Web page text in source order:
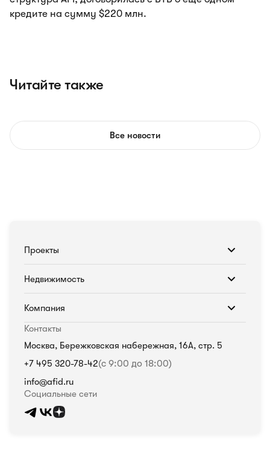
кредите на сумму $220 млн.
Читайте также
Все новости
Проекты
Недвижимость
Компания
Контакты
Москва, Бережковская набережная, 16А, стр. 5
+7 495 320-78-42(с 9:00 до 18:00)
info@afid.ru
Социальные сети